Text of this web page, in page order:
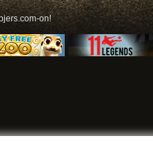
on!